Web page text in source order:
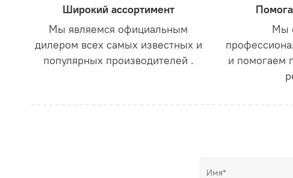
Широкий ассортимент
Мы являемся официальным
дилером всех самых известных и
популярных производителей .
Мы
и помогаем